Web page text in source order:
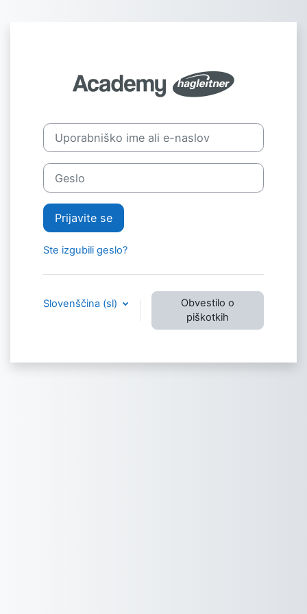
Prijava v
Uporabniško ime ali e-naslov
Geslo
Prijavite se
Ste izgubili geslo?
Slovenščina ‎(sl)‎
Obvestilo o
piškotkih